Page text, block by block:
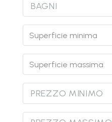
BAGNI
PREZZO MINIMO